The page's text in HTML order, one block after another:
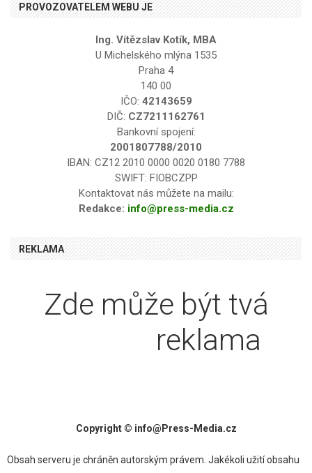
PROVOZOVATELEM WEBU JE
Ing. Vítězslav Kotík, MBA
U Michelského mlýna 1535
Praha 4
140 00
IČO: 42143659
DIČ: CZ7211162761
Bankovní spojení:
2001807788/2010
IBAN: CZ12 2010 0000 0020 0180 7788
SWIFT: FIOBCZPP
Kontaktovat nás můžete na mailu:
Redakce: info@press-media.cz
REKLAMA
Zde může být tvá
reklama
Copyright © info@Press-Media.cz
Obsah serveru je chráněn autorským právem. Jakékoli užití obsahu